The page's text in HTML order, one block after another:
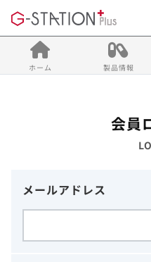
ホーム 製品情報
会員
メールアドレス